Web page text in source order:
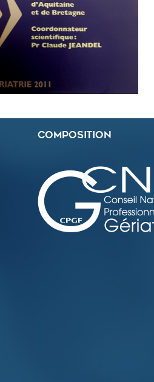
Composition